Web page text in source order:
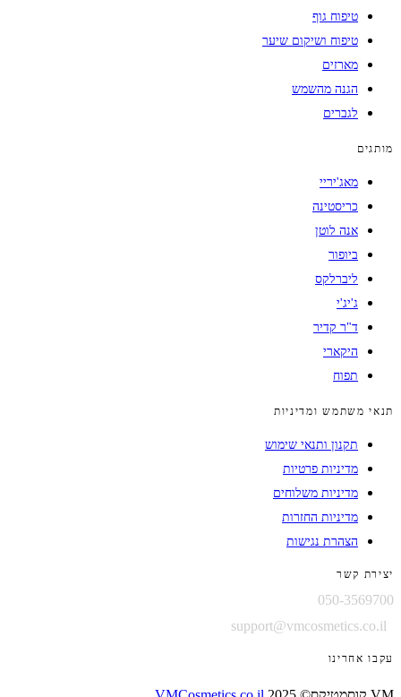
טיפוח גוף
טיפוח ושיקום שיער
מארזים
הגנה מהשמש
לגברים
מותגים
מאג'יריי
כריסטינה
אנה לוטן
ביופור
ליברלקס
ג'יג'י
ד"ר קדיר
היקארי
תפוח
תנאי משתמש ומדיניות
תקנון ותנאי שימוש
מדיניות פרטיות
מדיניות משלוחים
מדיניות החזרות
הצהרת נגישות
יצירת קשר
050-3569700
support@vmcosmetics.co.il
עקבו אחרינו